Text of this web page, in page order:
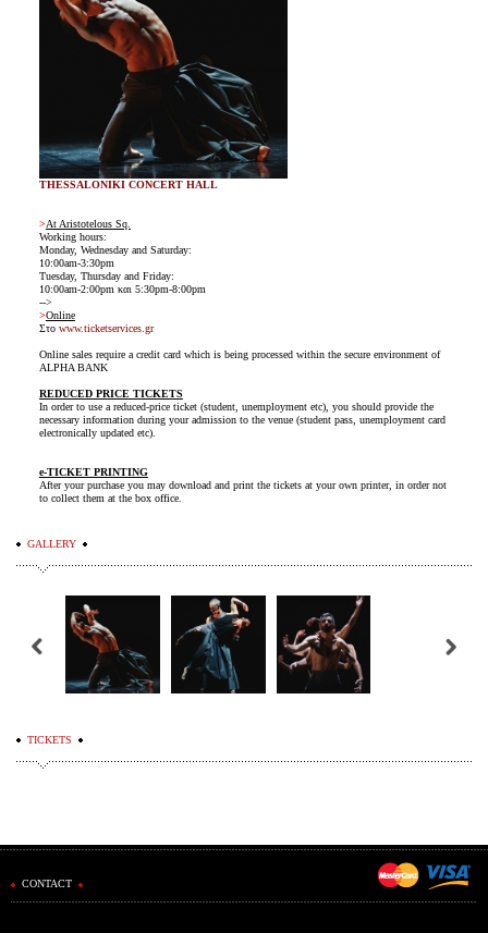
THESSALONIKI CONCERT HALL
>At Aristotelous Sq.
Working hours:
Monday, Wednesday and Saturday:
10:00am-3:30pm
Tuesday, Thursday and Friday:
10:00am-2:00pm και 5:30pm-8:00pm
-->
>Online
Στο www.ticketservices.gr
Online sales require a credit card which is being processed within the secure environment of
ALPHA BANK
REDUCED PRICE TICKETS
In order to use a reduced-price ticket (student, unemployment etc), you should provide the
necessary information during your admission to the venue (student pass, unemployment card
electronically updated etc).
e-TICKET PRINTING
After your purchase you may download and print the tickets at your own printer, in order not
to collect them at the box office.
GALLERY
TICKETS
CONTACT